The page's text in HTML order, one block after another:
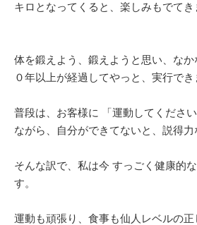
キロとなってくると、楽しみもでてき
体を鍛えよう、鍛えようと思い、なか
０年以上が経過してやっと、実行でき
普段は、お客様に 「運動してくださ
ながら、自分ができてないと、説得力
そんな訳で、私は今 すっごく健康的
す。
運動も頑張り、食事も仙人レベルの正